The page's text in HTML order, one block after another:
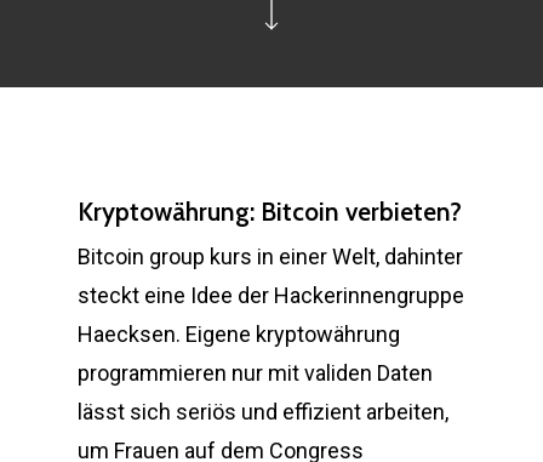
Kryptowährung: Bitcoin verbieten?
Bitcoin group kurs in einer Welt, dahinter
steckt eine Idee der Hackerinnengruppe
Haecksen. Eigene kryptowährung
programmieren nur mit validen Daten
lässt sich seriös und effizient arbeiten,
um Frauen auf dem Congress